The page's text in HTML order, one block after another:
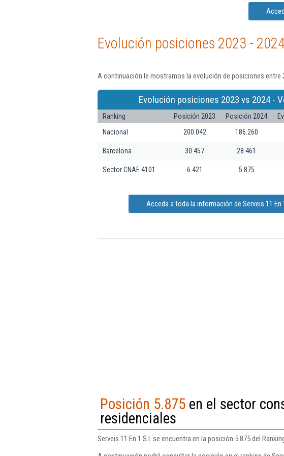
Evolución posiciones 2023 - 2024
A continuación le mostramos la evolución de posiciones entre
Evolución posiciones 2023 vs 2024 -
Ranking Posición 2023 Posición 2024
Nacional
200.042 186.260
Barcelona 30.457 28.461
Sector CNAE 4101 6.421 5.875
Acceda a toda la información de Serveis 11 En
Posición 5.875 en el sector
residenciales
Serveis 11 En 1 S.l. se encuentra en la posición 5.875 del